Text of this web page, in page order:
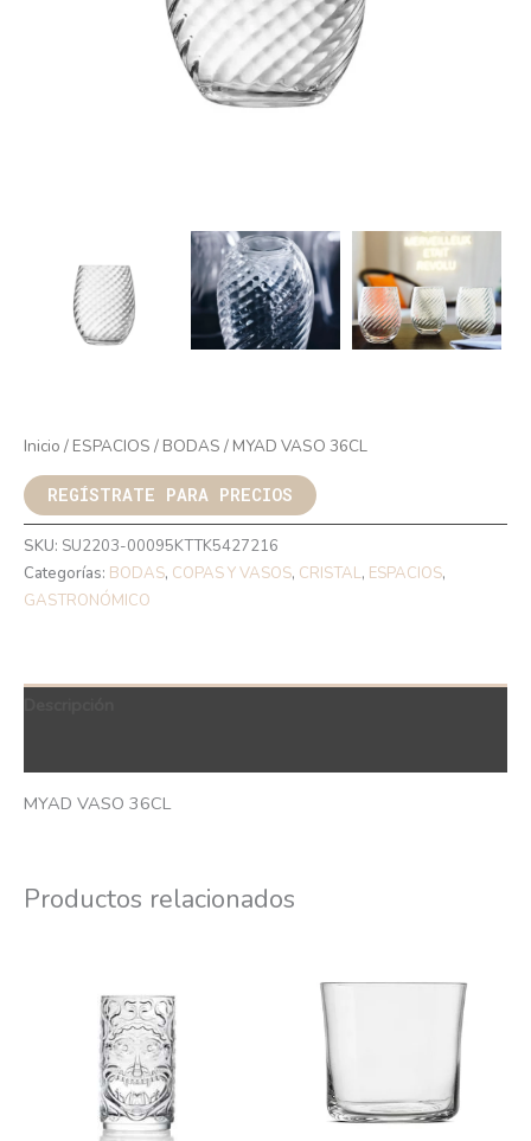
Inicio / ESPACIOS / BODAS / MYAD VASO 36CL
REGÍSTRATE PARA PRECIOS
SKU: SU2203-00095KTTK5427216
Categorías: BODAS, COPAS Y VASOS, CRISTAL, ESPACIOS,
GASTRONÓMICO
MYAD VASO 36CL
Productos relacionados